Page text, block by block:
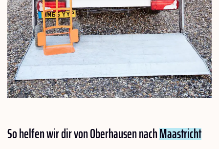
So helfen wir dir von Oberhausen nachMaastricht